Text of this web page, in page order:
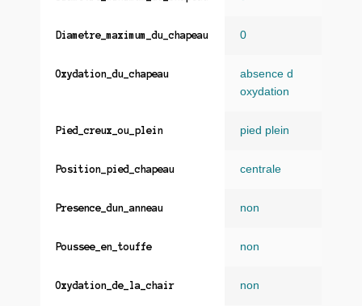
Diametre_maximum_du_chapeau 0
Oxydation_du_chapeau
absence d
oxydation
Pied_creux_ou_plein pied plein
Position_pied_chapeau centrale
Presence_dun_anneau non
Poussee_en_touffe non
Oxydation_de_la_chair non